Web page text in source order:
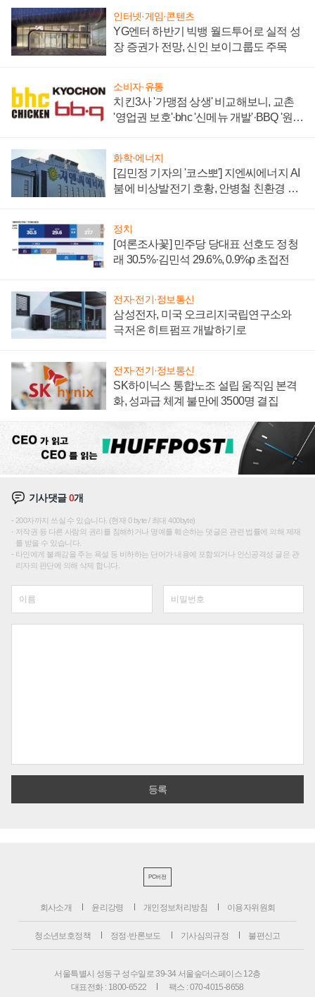
인터넷·게임·콘텐츠
YG엔터 하반기 빅뱅 월드투어로 실적 성
장 증권가 전망, 신인 보이그룹도 주목
소비자·유통
치킨3사 '가맹점 상생' 비교해보니, 교촌
'영업권 보호'·bhc '신메뉴 개발'·BBQ '원가
화학·에너지
[김민정 기자의 '코스뽀'] 지엔씨에너지 AI
붐에 비상발전기 호황, 안병철 친환경 에
정치
[여론조사꽃] 민주당 당대표 선호도 정청
래 30.5%·김민석 29.6%, 0.9%p 초접전
전자·전기·정보통신
삼성전자, 미국 오크리지국립연구소와
극저온 히트펌프 개발하기로
전자·전기·정보통신
SK하이닉스 통합노조 설립 움직임 본격
화, 성과급 체계 불만에 3500명 결집
기사댓글0개
200자까지 쓰실 수 있습니다. (현재 0 byte / 최대 400byte)
저작권 등 다른 사람의 권리를 침해하거나 명예를 훼손하는 댓글은 관련 법률에 의해 제재
를 받을 수 있습니다.
타인에게 불쾌감을 주는 욕설 등 비하하는 단어가 내용에 포함되거나 인신공격성 글은 관
리자의 판단에 의해 삭제 합니다.
PC버전
회사소개 윤리강령 개인정보처리방침 이용자위원회
청소년보호정책 정정·반론보도 기사심의규정 불편신고
서울특별시 성동구 성수일로 39-34 서울숲더스페이스 12층
대표전화 : 1800-6522
팩스 : 070-4015-8658